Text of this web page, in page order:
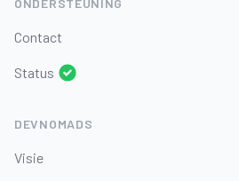
ONDERSTEUNING
Contact
Status
DEVNOMADS
Visie